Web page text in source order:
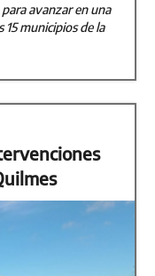
avanzar en una
15 municipios de la